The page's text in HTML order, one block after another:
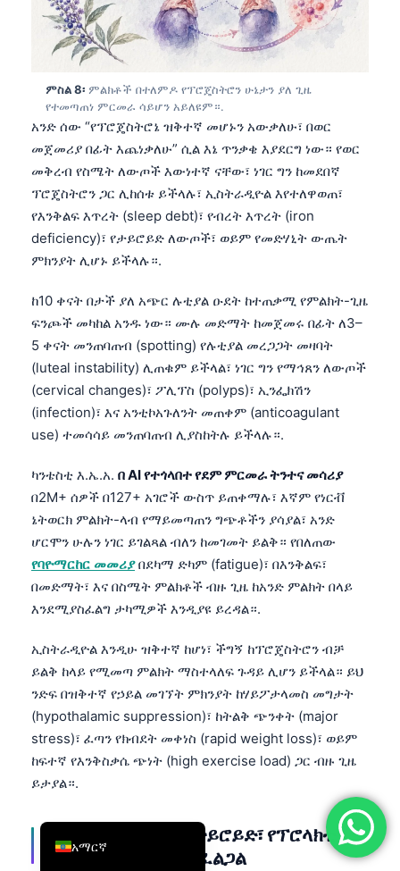
ምስል 8፡ ምልክቶች በተለምዶ የፕሮጄስትሮን ሁኔታን ያለ ጊዜ
የተመጣጠነ ምርመራ ሳይሆን አይለዩም።.
አንድ ሰው “የፕሮጄስትሮኔ ዝቅተኛ መሆኑን አውቃለሁ፣ በወር
መጀመሪያ በፊት እጨነቃለሁ” ሲል እኔ ጥንቃቄ እያደርግ ነው። የወር
መቅረብ የስሜት ለውጦች እውነተኛ ናቸው፣ ነገር ግን ከመደበኛ
ፕሮጄስትሮን ጋር ሊከሰቱ ይችላሉ፣ ኢስትራዲዮል እየተለዋወጠ፣
የእንቅልፍ እጥረት (sleep debt)፣ የብረት እጥረት (iron
deficiency)፣ የታይሮይድ ለውጦች፣ ወይም የመድሃኒት ውጤት
ምክንያት ሊሆኑ ይችላሉ።.
ከ10 ቀናት በታች ያለ አጭር ሉቲያል ዑደት ከተጠቃሚ የምልክት-ጊዜ
ፍንጮች መካከል አንዱ ነው። ሙሉ መድማት ከመጀመሩ በፊት ለ3–
5 ቀናት መንጠባጠብ (spotting) የሉቲያል መረጋጋት መዛባት
(luteal instability) ሊጠቁም ይችላል፣ ነገር ግን የማኅጸን ለውጦች
(cervical changes)፣ ፖሊፕስ (polyps)፣ ኢንፌክሽን
(infection)፣ እና አንቲኮአጉለንት መጠቀም (anticoagulant
use) ተመሳሳይ መንጠባጠብ ሊያስከትሉ ይችላሉ።.
ካንቴስቲ እ.ኤ.አ. በ AI የተጎላበተ የደም ምርመራ ትንተና መሳሪያ
በ2M+ ሰዎች በ127+ አገሮች ውስጥ ይጠቀማሉ፣ እኛም የነርቭ
ኔትወርክ ምልክት-ላብ የማይመጣጠን ግጭቶችን ያሳያል፣ አንድ
ሆርሞን ሁሉን ነገር ይገልጻል ብለን ከመገመት ይልቅ። የበለጠው
የባዮማርከር መመሪያበደካማ ድካም (fatigue)፣ በእንቅልፍ፣
በመድማት፣ እና በስሜት ምልክቶች ብዙ ጊዜ ከአንድ ምልክት በላይ
እንደሚያስፈልግ ታካሚዎች እንዲያዩ ይረዳል።.
ኢስትራዲዮል እንዲሁ ዝቅተኛ ከሆነ፣ ችግኝ ከፕሮጄስትሮን ብቻ
ይልቅ ከላይ የሚመጣ ምልክት ማስተላለፍ ጉዳይ ሊሆን ይችላል። ይህ
ንድፍ በዝቅተኛ የኃይል መገኘት ምክንያት ከሃይፖታላመስ መግታት
(hypothalamic suppression)፣ ከትልቅ ጭንቀት (major
stress)፣ ፈጣን የክብደት መቀነስ (rapid weight loss)፣ ወይም
ከፍተኛ የእንቅስቃሴ ጭነት (high exercise load) ጋር ብዙ ጊዜ
ይታያል።.
ያልተመጣጠነ ሳይክል የታይሮይድ፣ የፕሮላክቲን
እና የPCOS ፍንጮች ይፈልጋል
አማርኛ
Deutsch
العربية
עִבְרִית
Italiano
Português
Ελληνικά
Türkçe
Română
简体中文
Български
Dansk
Nederlands
हिन्दी
Bahasa Indonesia
Íslenska
Српски језик
Svenska
Bosanski
Azərbaycan dili
Eesti
Čeština
ქართული